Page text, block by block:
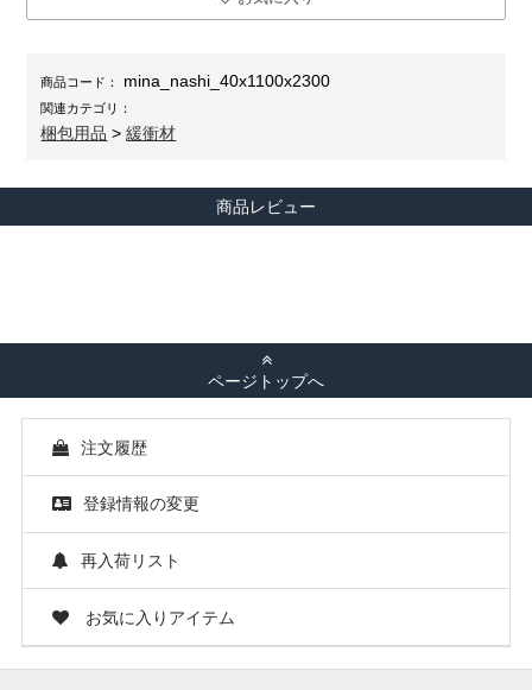
商品コード： mina_nashi_40x1100x2300
関連カテゴリ：
梱包用品 >緩衝材
商品レビュー
ページトップへ
注文履歴
登録情報の変更
再入荷リスト
お気に入りアイテム